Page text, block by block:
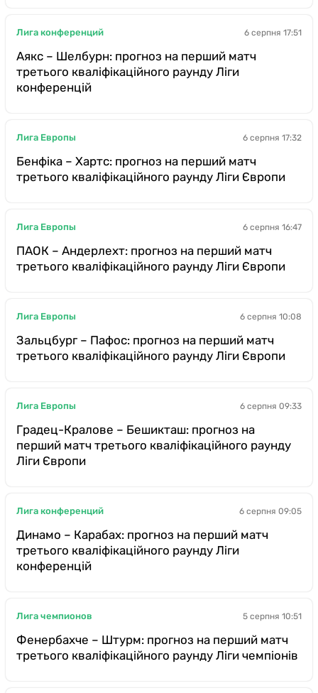
Лига конференций 6 серпня 17:51
Аякс – Шелбурн: прогноз на перший матч
третього кваліфікаційного раунду Ліги
конференцій
Лига Европы 6 серпня 17:32
Бенфіка – Хартс: прогноз на перший матч
третього кваліфікаційного раунду Ліги Європи
Лига Европы 6 серпня 16:47
ПАОК – Андерлехт: прогноз на перший матч
третього кваліфікаційного раунду Ліги Європи
Лига Европы 6 серпня 10:08
Зальцбург – Пафос: прогноз на перший матч
третього кваліфікаційного раунду Ліги Європи
Лига Европы 6 серпня 09:33
Градец-Кралове – Бешикташ: прогноз на
перший матч третього кваліфікаційного раунду
Ліги Європи
Лига конференций 6 серпня 09:05
Динамо – Карабах: прогноз на перший матч
третього кваліфікаційного раунду Ліги
конференцій
Лига чемпионов 5 серпня 10:51
Фенербахче – Штурм: прогноз на перший матч
третього кваліфікаційного раунду Ліги чемпіонів